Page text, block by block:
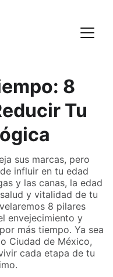
8
Tu
sus marcas, pero
influir en tu edad
y las canas, la edad
y vitalidad de tu
8 pilares
envejecimiento y
más tiempo. Ya sea
Ciudad de México,
cada etapa de tu